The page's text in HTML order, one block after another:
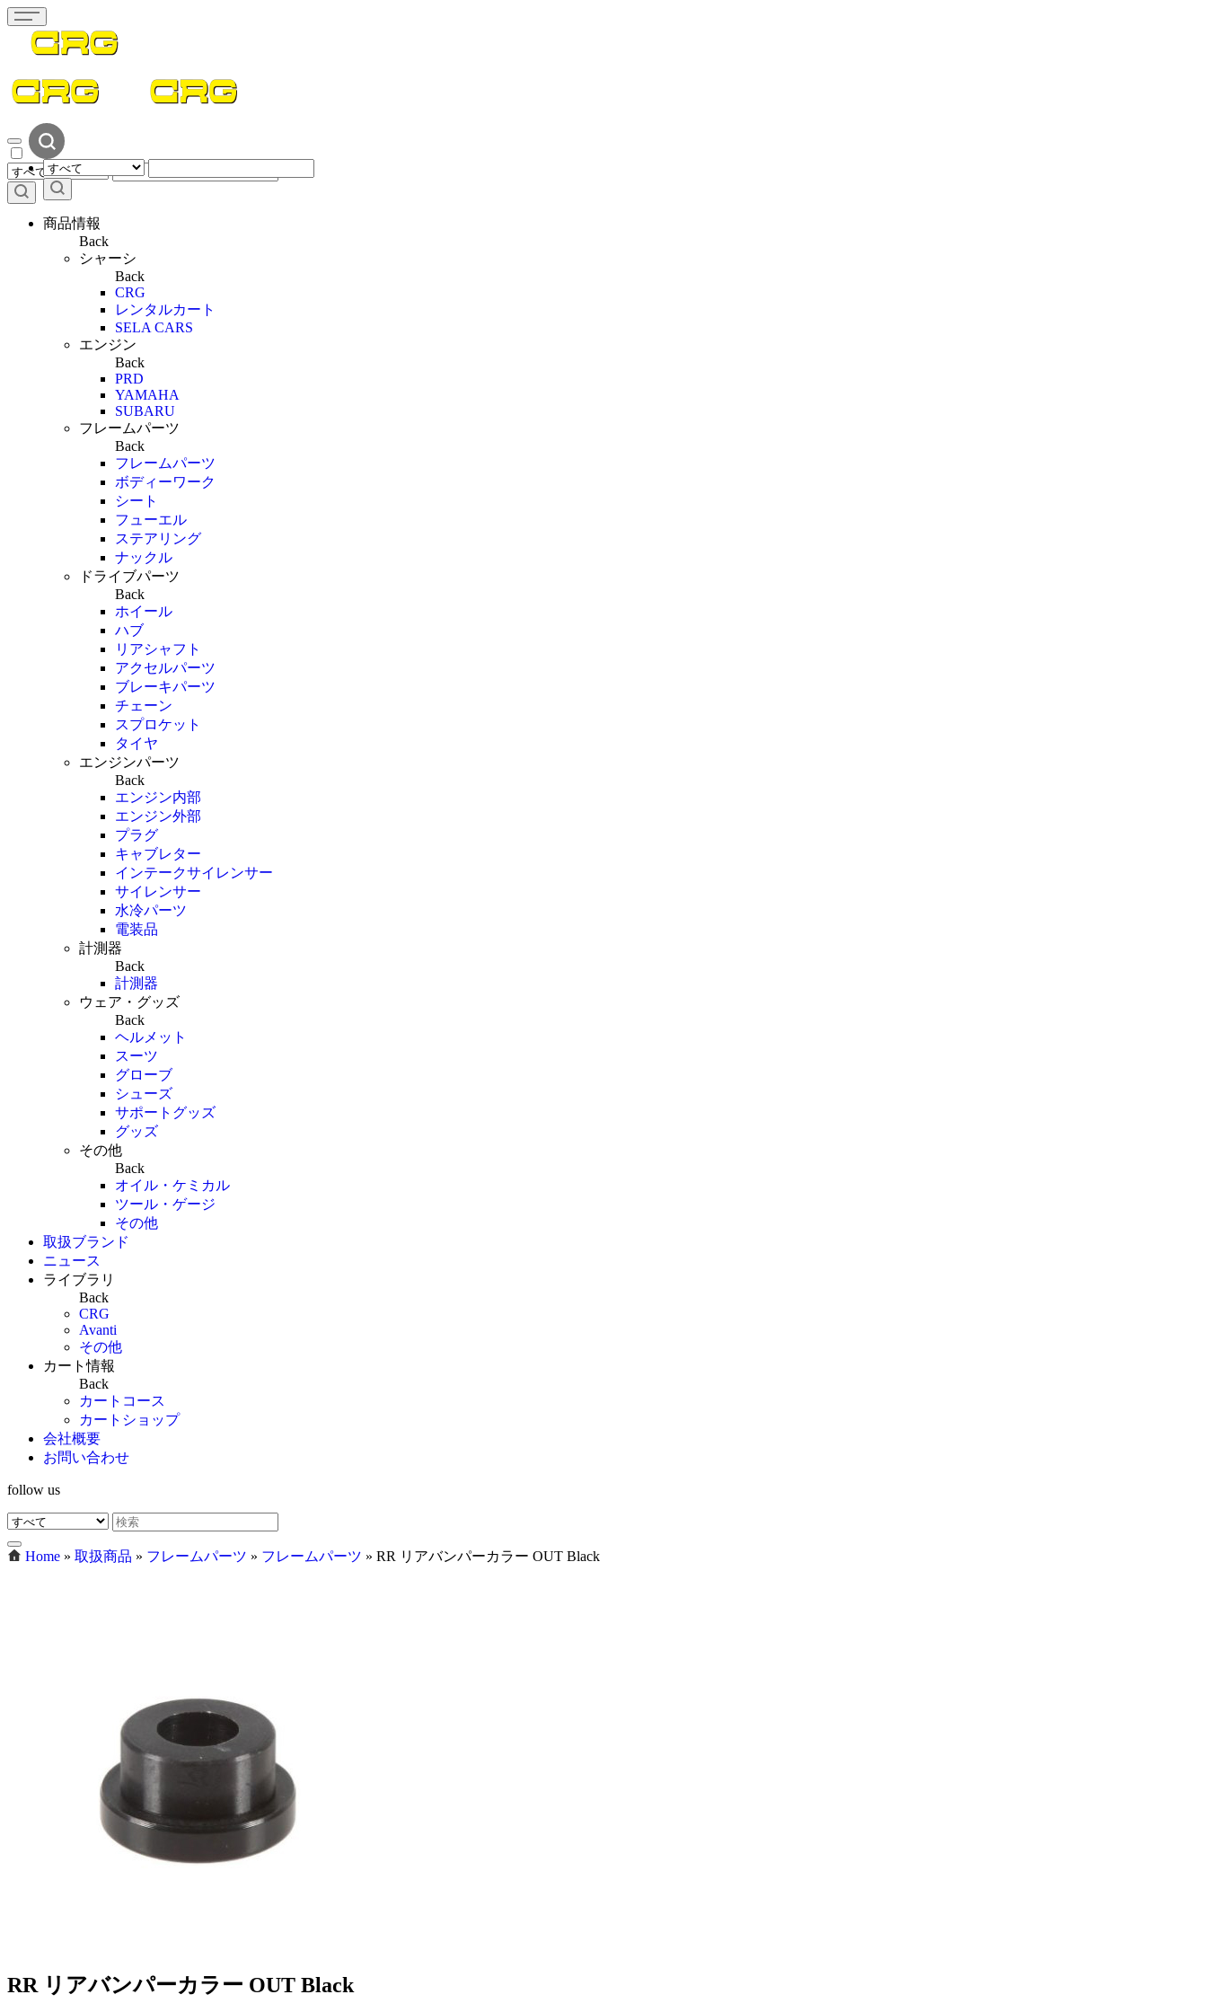
商品情報
Back
シャーシ
Back
CRG
レンタルカート
SELA CARS
エンジン
Back
PRD
YAMAHA
SUBARU
フレームパーツ
Back
フレームパーツ
ボディーワーク
シート
フューエル
ステアリング
ナックル
ドライブパーツ
Back
ホイール
ハブ
リアシャフト
アクセルパーツ
ブレーキパーツ
チェーン
スプロケット
タイヤ
エンジンパーツ
Back
エンジン内部
エンジン外部
プラグ
キャブレター
インテークサイレンサー
サイレンサー
水冷パーツ
電装品
計測器
Back
計測器
ウェア・グッズ
Back
ヘルメット
スーツ
グローブ
シューズ
サポートグッズ
グッズ
その他
Back
オイル・ケミカル
ツール・ゲージ
その他
取扱ブランド
ニュース
ライブラリ
Back
CRG
Avanti
その他
カート情報
Back
カートコース
カートショップ
会社概要
お問い合わせ
follow us
Home » 取扱商品 » フレームパーツ » フレームパーツ » RR リアバンパーカラー OUT Black
RR リアバンパーカラー OUT Black